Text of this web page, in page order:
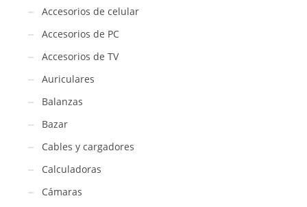
Accesorios de celular
Accesorios de PC
Accesorios de TV
Auriculares
Balanzas
Bazar
Cables y cargadores
Calculadoras
Cámaras